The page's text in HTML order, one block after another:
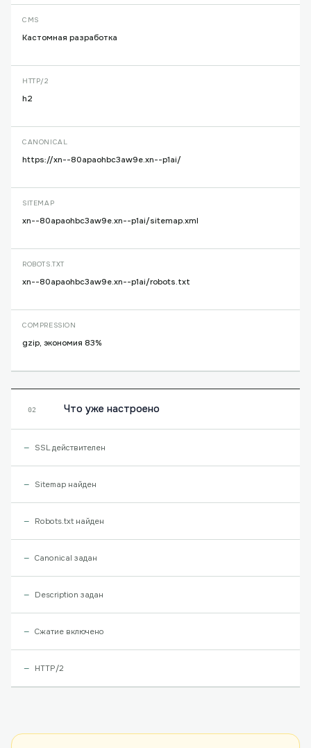
CMS
Кастомная разработка
HTTP/2
h2
CANONICAL
https://xn--80apaohbc3aw9e.xn--p1ai/
SITEMAP
xn--80apaohbc3aw9e.xn--p1ai/sitemap.xml
ROBOTS.TXT
xn--80apaohbc3aw9e.xn--p1ai/robots.txt
COMPRESSION
gzip, экономия 83%
02 Что уже настроено
SSL действителен
Sitemap найден
Robots.txt найден
Canonical задан
Description задан
Сжатие включено
HTTP/2